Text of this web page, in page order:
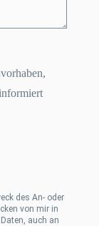
des An- oder
von mir in
auch an